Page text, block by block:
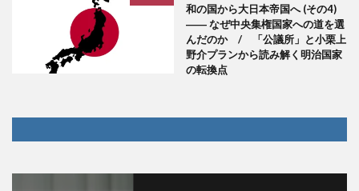
和の国から大日本帝国へ (その4)
―― なぜ中央集権国家への道を選
んだのか / 「公議所」と小栗上
野介プランから読み解く明治国家
の転換点